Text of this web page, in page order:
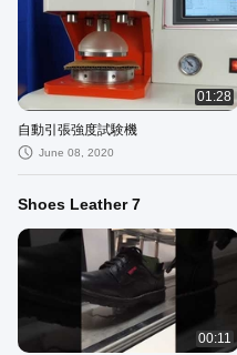
01:28
自動引張強度試験機
June 08, 2020
Shoes Leather 7
00:11